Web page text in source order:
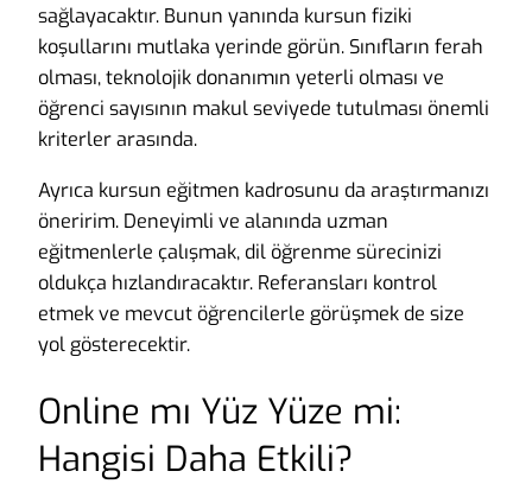
sağlayacaktır. Bunun yanında kursun fiziki
koşullarını mutlaka yerinde görün. Sınıfların ferah
olması, teknolojik donanımın yeterli olması ve
öğrenci sayısının makul seviyede tutulması önemli
kriterler arasında.
Ayrıca kursun eğitmen kadrosunu da araştırmanızı
öneririm. Deneyimli ve alanında uzman
eğitmenlerle çalışmak, dil öğrenme sürecinizi
oldukça hızlandıracaktır. Referansları kontrol
etmek ve mevcut öğrencilerle görüşmek de size
yol gösterecektir.
Online mı Yüz Yüze mi:
Hangisi Daha Etkili?